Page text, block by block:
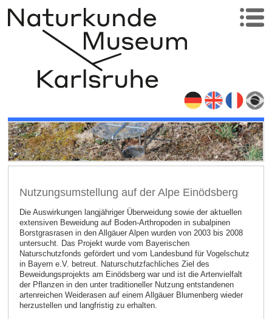
Nutzungsumstellung auf der Alpe Einödsberg
Die Auswirkungen langjähriger Überweidung sowie der aktuellen
extensiven Beweidung auf Boden-Arthropoden in subalpinen
Borstgrasrasen in den Allgäuer Alpen wurden von 2003 bis 2008
untersucht. Das Projekt wurde vom Bayerischen
Naturschutzfonds gefördert und vom Landesbund für Vogelschutz
in Bayern e.V. betreut. Naturschutzfachliches Ziel des
Beweidungsprojekts am Einödsberg war und ist die Artenvielfalt
der Pflanzen in den unter traditioneller Nutzung entstandenen
artenreichen Weiderasen auf einem Allgäuer Blumenberg wieder
herzustellen und langfristig zu erhalten.